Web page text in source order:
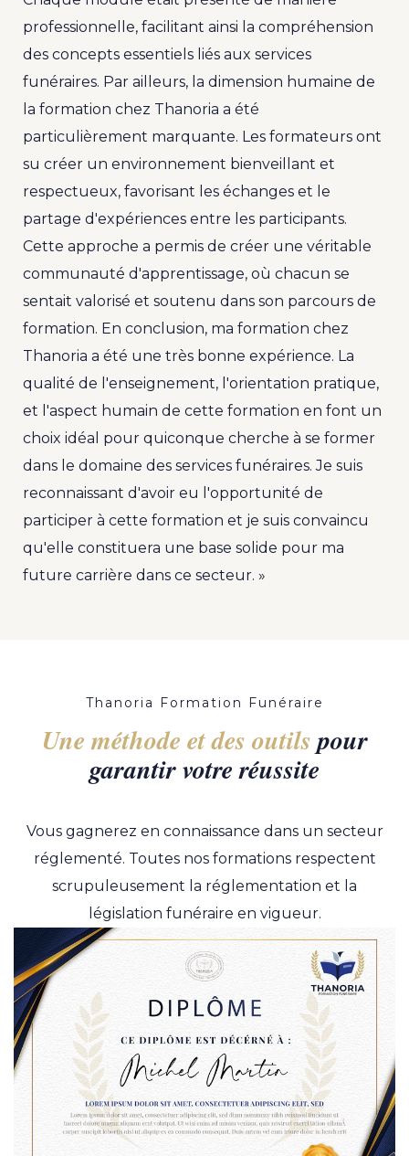
professionnelle, facilitant ainsi la compréhension
des concepts essentiels liés aux services
funéraires. Par ailleurs, la dimension humaine de
la formation chez Thanoria a été
particulièrement marquante. Les formateurs ont
su créer un environnement bienveillant et
respectueux, favorisant les échanges et le
partage d'expériences entre les participants.
Cette approche a permis de créer une véritable
communauté d'apprentissage, où chacun se
sentait valorisé et soutenu dans son parcours de
formation. En conclusion, ma formation chez
Thanoria a été une très bonne expérience. La
qualité de l'enseignement, l'orientation pratique,
et l'aspect humain de cette formation en font un
choix idéal pour quiconque cherche à se former
dans le domaine des services funéraires. Je suis
reconnaissant d'avoir eu l'opportunité de
participer à cette formation et je suis convaincu
qu'elle constituera une base solide pour ma
future carrière dans ce secteur. »
Thanoria Formation Funéraire
Une méthode et des outilspour
garantir votre réussite
Vous gagnerez en connaissance dans un secteur
réglementé. Toutes nos formations respectent
scrupuleusement la réglementation et la
législation funéraire en vigueur.